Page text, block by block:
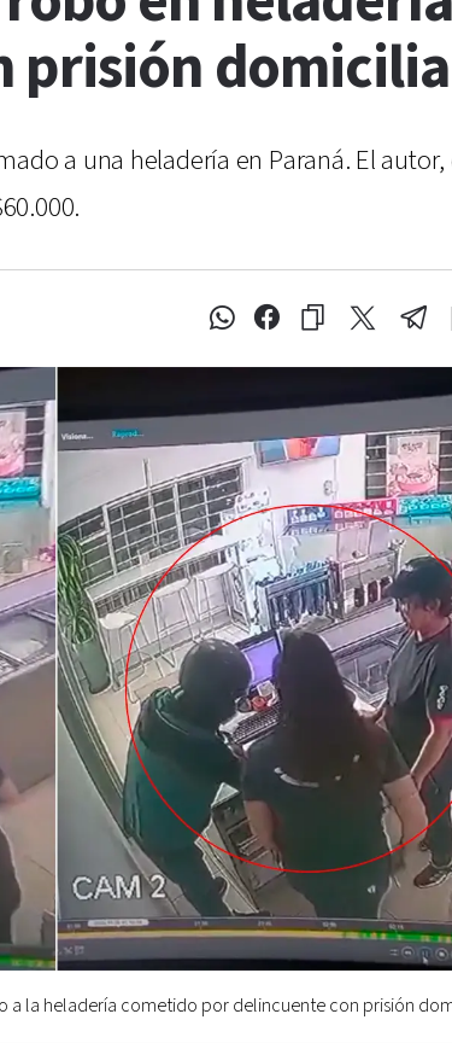
prisión
a una heladería en Paraná. El
a la heladería cometido por delincuente con prisión